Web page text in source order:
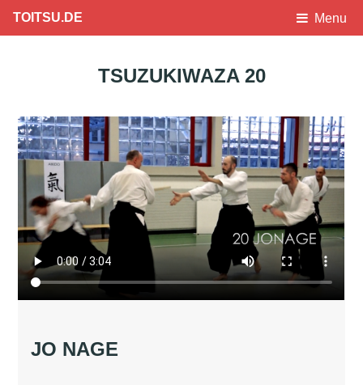
TOITSU.DE Menu
TSUZUKIWAZA 20
JO NAGE